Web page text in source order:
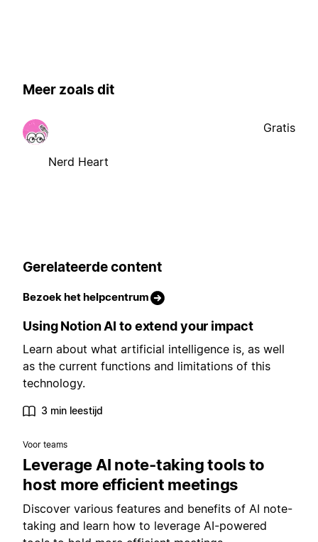
Meer zoals dit
Nerd Heart
Gratis
Gerelateerde content
Bezoek het helpcentrum
Using Notion AI to extend your impact
Learn about what artificial intelligence is, as well
as the current functions and limitations of this
technology.
3 min leestijd
Voor teams
Leverage AI note-taking tools to
host more efficient meetings
Discover various features and benefits of AI note-
taking and learn how to leverage AI-powered